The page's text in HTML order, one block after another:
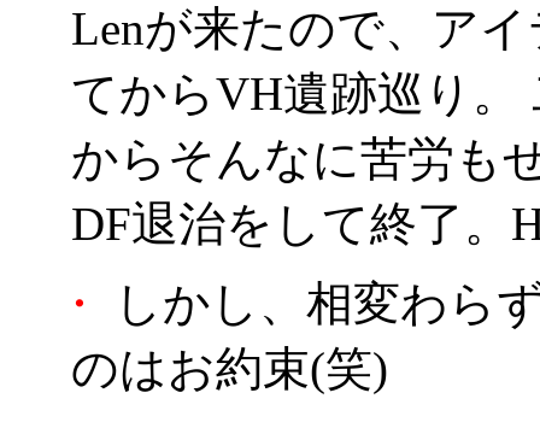
Lenが来たので、ア
てからVH遺跡巡り。
からそんなに苦労も
DF退治をして終了。
・
しかし、相変わら
のはお約束(笑)